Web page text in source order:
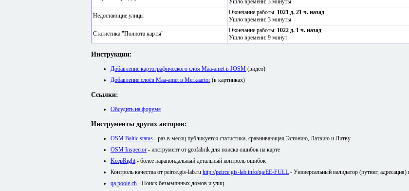
Ушло времени: 3 минуты
Недостающие улицы Окончание работы: 1021 д. 21 ч. назад
Ушло времени: 3 минуты
Статистика "Полнота карты" Окончание работы: 1022 д. 1 ч. назад
Ушло времени: 9 минут
Инструкции:
Добавление картографического слоя Maa-amet в JOSM (видео)
Добавление слоёв Maa-amet в Merkaartor (в картинках)
Ссылки:
Обсудить на форуме
Инструменты других авторов:
OSM Baltic status - раз в месяц публикуется статистика, сравнивающая Эстонию, Латвию и Литву
OSM Inspector - инструмент от geofabrik для поиска ошибок на карте
KeepRight- более параноидальный детальный контроль ошибок
Контроль качества от peirce.gis-lab.ru http://peirce.gis-lab.info/qa/EE-FULL - Универсальный валидатор (рутинг, адресация)
qa.poole.ch - Поиск безымянных домов и улиц